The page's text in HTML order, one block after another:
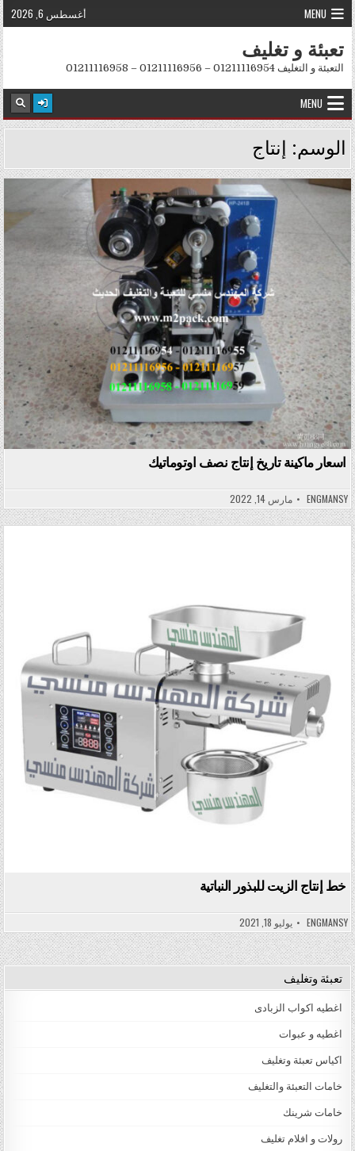
Skip to content
MENU أغسطس 6, 2026
تعبئة و تغليف
التعبئة و التغليف 01211116954 – 01211116956 – 01211116958
MENU
الوسم: إنتاج
Posted in
اسعار ماكينة تاريخ إنتاج نصف اوتوماتيك
ENGMANSY مارس 14, 2022
خط إنتاج الزيت للبذور النباتية
ENGMANSY يوليو 18, 2021
تعبئة وتغليف
اغطيه اكواب الزبادى
اغطيه و عبوات
اكياس تعبئة وتغليف
خامات التعبئة والتغليف
خامات شرينك
رولات و افلام تغليف